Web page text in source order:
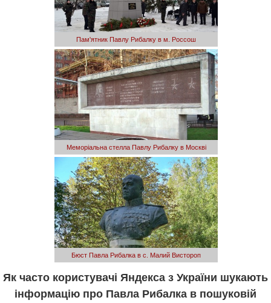
Пам'ятник Павлу Рибалку в м. Россош
Меморіальна стелла Павлу Рибалку в Москві
Бюст Павла Рибалка в с. Малий Вистороп
Як часто користувачі Яндекса з України шукають
інформацію про Павла Рибалка в пошуковій